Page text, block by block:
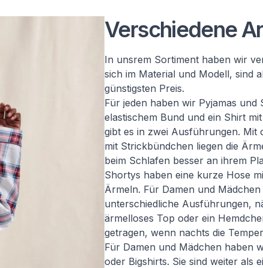
Verschiedene
In unsrem Sortiment haben wir
sich im Material und Modell, sind
günstigsten Preis.
Für jeden haben wir Pyjamas und
elastischem Bund und ein Shirt
gibt es in zwei Ausführungen. Mit
mit Strickbündchen liegen die
beim Schlafen besser an ihrem
Shortys haben eine kurze Hose
Ärmeln. Für Damen und
unterschiedliche Ausführungen,
ärmelloses Top oder ein
getragen, wenn nachts die
Für Damen und Mädchen haben
oder Bigshirts. Sie sind weiter als